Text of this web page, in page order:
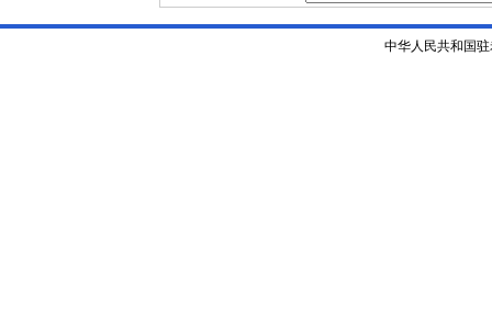
中华人民共和国